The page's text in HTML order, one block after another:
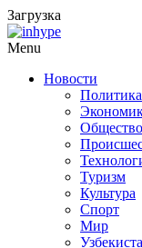
Загрузка
Menu
Новости
Политика
Общество
Туризм
Культура
Спорт
Мир